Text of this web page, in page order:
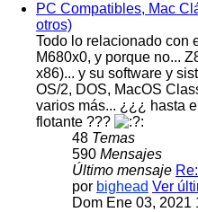
PC Compatibles, Mac
otros)
Todo lo relacionado con
M680x0, y porque no...
x86)... y su software y
OS/2, DOS, MacOS
varios más... ¿¿¿ hasta
flotante ???
48 Temas
590 Mensajes
Último mensaje
por bighead Ver
Dom Ene 03, 2021